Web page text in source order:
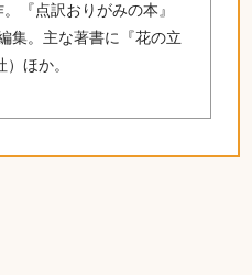
『点訳おりがみの本』
集。主な著書に『花の立
ほか。